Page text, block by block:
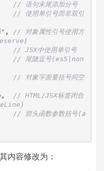
// 语句末尾添加分号
// 使用单引号而非双引
,
// 对象属性引号使用方
// JSX中使用单引号
// 尾随逗号(es5|non
// 对象字面量括号间空
,
// HTML/JSX标签闭合
// 箭头函数参数括号(a
内容修改为：